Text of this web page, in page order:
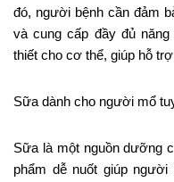
đó, người bệnh cần đảm
và cung cấp đầy đủ
thiết cho cơ thể, giúp hỗ
Sữa dành cho người mổ
Sữa là một nguồn dưỡng
phẩm dễ nuốt giúp